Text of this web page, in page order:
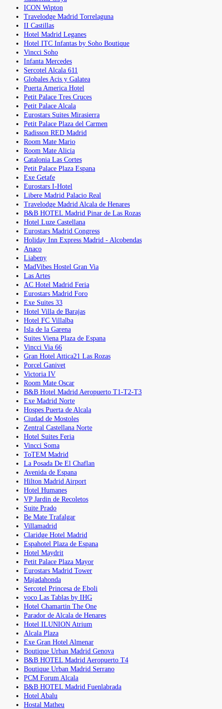
ICON Wipton
Travelodge Madrid Torrelaguna
II Castillas
Hotel Madrid Leganes
Hotel ITC Infantas by Soho Boutique
Vincci Soho
Infanta Mercedes
Sercotel Alcala 611
Globales Acis y Galatea
Puerta America Hotel
Petit Palace Tres Cruces
Petit Palace Alcala
Eurostars Suites Mirasierra
Petit Palace Plaza del Carmen
Radisson RED Madrid
Room Mate Mario
Room Mate Alicia
Catalonia Las Cortes
Petit Palace Plaza Espana
Exe Getafe
Eurostars I-Hotel
Libere Madrid Palacio Real
Travelodge Madrid Alcala de Henares
B&B HOTEL Madrid Pinar de Las Rozas
Hotel Luze Castellana
Eurostars Madrid Congress
Holiday Inn Express Madrid - Alcobendas
Anaco
Liabeny
MadVibes Hostel Gran Via
Las Artes
AC Hotel Madrid Feria
Eurostars Madrid Foro
Exe Suites 33
Hotel Villa de Barajas
Hotel FC Villalba
Isla de la Garena
Suites Viena Plaza de Espana
Vincci Via 66
Gran Hotel Attica21 Las Rozas
Porcel Ganivet
Victoria IV
Room Mate Oscar
B&B Hotel Madrid Aeropuerto T1-T2-T3
Exe Madrid Norte
Hospes Puerta de Alcala
Ciudad de Mostoles
Zentral Castellana Norte
Hotel Suites Feria
Vincci Soma
ToTEM Madrid
La Posada De El Chaflan
Avenida de Espana
Hilton Madrid Airport
Hotel Humanes
VP Jardin de Recoletos
Suite Prado
Be Mate Trafalgar
Villamadrid
Claridge Hotel Madrid
Espahotel Plaza de Espana
Hotel Maydrit
Petit Palace Plaza Mayor
Eurostars Madrid Tower
Majadahonda
Sercotel Princesa de Eboli
voco Las Tablas by IHG
Hotel Chamartin The One
Parador de Alcala de Henares
Hotel ILUNION Atrium
Alcala Plaza
Exe Gran Hotel Almenar
Boutique Urban Madrid Genova
B&B HOTEL Madrid Aeropuerto T4
Boutique Urban Madrid Serrano
PCM Forum Alcala
B&B HOTEL Madrid Fuenlabrada
Hotel Abalu
Hostal Matheu